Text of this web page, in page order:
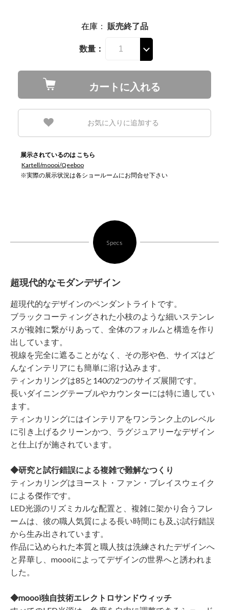
在庫： 販売終了品
数量：
カートに入れる
お気に入りに追加する
展示されているのは こちら
Kartell/moooi/Qeeboo
※実際の展示状況は各ショールームにお問合せ下さい
Specs
超現代的なモダンデザイン
超現代的なデザインのペンダントライトです。
ブラックコーティングされた小枝のような細いステンレ
スが複雑に繋がりあって、全体のフォルムと構造を作り
出しています。
視線を完全に遮ることがなく、その形や色、サイズはど
んなインテリアにも簡単に溶け込みます。
ティンカリングは85と140の2つのサイズ展開です。
長いダイニングテーブルやカウンターには特に適してい
ます。
ティンカリングにはインテリアをワンランク上のレベル
に引き上げるクリーンかつ、ラグジュアリーなデザイン
と仕上げが施されています。
◆研究と試行錯誤による複雑で難解なつくり
ティンカリングはヨースト・ファン・ブレイスウェイク
による傑作です。
LED光源のリズミカルな配置と、複雑に架かり合うフレ
ームは、彼の職人気質による長い時間にも及ぶ試行錯誤
から生み出されています。
作品に込められた本質と職人技は洗練されたデザインへ
と昇華し、moooiによってデザインの世界へと誘われま
した。
◆moooi独自技術エレクトロサンドウィッチ